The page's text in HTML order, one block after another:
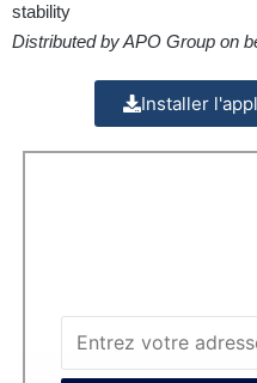
stability
Distributed by APO Group on
Installer